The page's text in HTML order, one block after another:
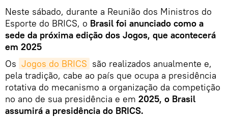
Neste sábado, durante a Reunião dos Ministros do
Esporte do BRICS, o Brasil foi anunciado como a
sede da próxima edição dos Jogos, que acontecerá
em 2025
Os Jogos do BRICS são realizados anualmente e,
pela tradição, cabe ao país que ocupa a presidência
rotativa do mecanismo a organização da competição
no ano de sua presidência e em 2025, o Brasil
assumirá a presidência do BRICS.